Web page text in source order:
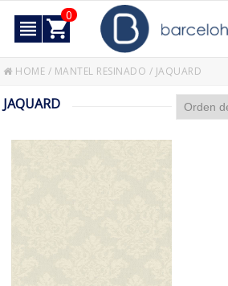
0
HOME / MANTEL RESINADO / JAQUARD
JAQUARD